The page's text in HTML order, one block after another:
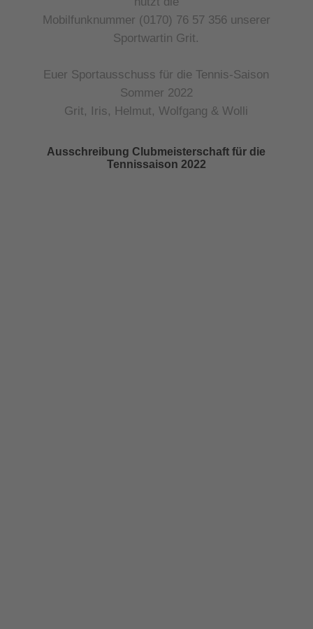
Mobilfunknummer (0170) 76 57 356 unserer
Sportwartin Grit.
Euer Sportausschuss für die Tennis-Saison
Sommer 2022
Grit, Iris, Helmut, Wolfgang & Wolli
Ausschreibung Clubmeisterschaft für die
Tennissaison 2022